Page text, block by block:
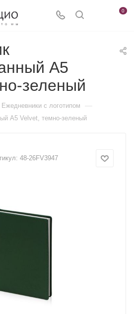
0
А5
зеленый
Ежедневники c логотипом —
А5 Velvet, темно-зеленый
48-26FV3947